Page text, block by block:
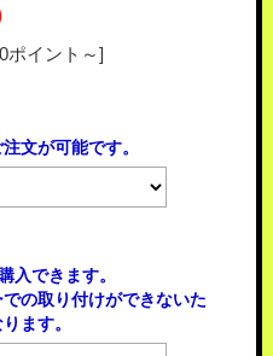
ポイント～]
文が可能です。
入できます。
の取り付けができないた
ます。